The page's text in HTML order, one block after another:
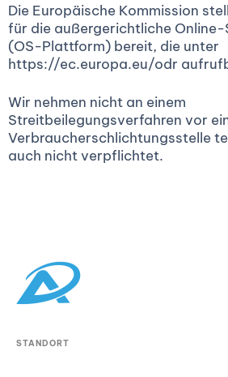
Die Europäische Kommission
für die außergerichtliche
(OS-Plattform) bereit, die unter
https://ec.europa.eu/odr
Wir nehmen nicht an einem
Streitbeilegungsverfahren vor
Verbraucherschlichtungsstelle
auch nicht verpflichtet.
STANDORT